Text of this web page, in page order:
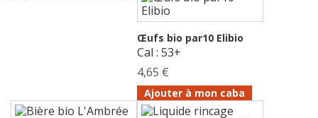
Œufs bio par10 Elibio
Cal : 53+
4,65 €
Ajouter à mon caba